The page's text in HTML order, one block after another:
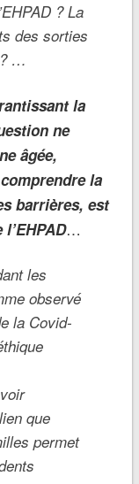
? La
des sorties
? …
la
ne
âgée,
la
barrières, est
D…
les
observé
la Covid-
que
permet